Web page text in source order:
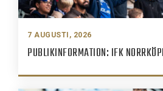
7 AUGUSTI, 2026
PUBLIKINFORMATION: IFK